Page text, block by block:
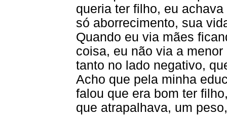
queria ter filho, eu achava
só aborrecimento, sua
Quando eu via mães
coisa, eu não via a
tanto no lado negativo,
Acho que pela minha
falou que era bom ter
que atrapalhava, um